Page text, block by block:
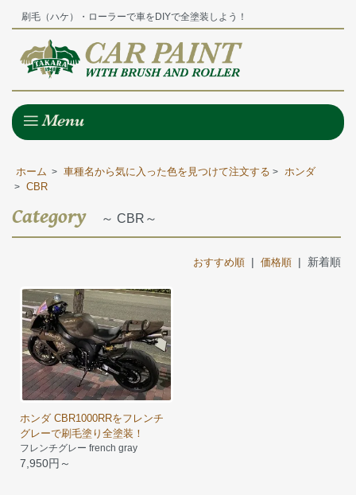
刷毛（ハケ）・ローラーで車をDIYで全塗装しよう！
ホーム > 車種名から気に入った色を見つけて注文する > ホンダ
> CBR
Category ～ CBR～
おすすめ順| 価格順| 新着順
ホンダ CBR1000RRをフレンチ
グレーで刷毛塗り全塗装！
フレンチグレー french gray
7,950円～